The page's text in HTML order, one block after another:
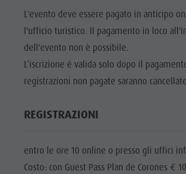
L'evento deve essere pagato in anticipo
l'ufficio turistico. Il pagamento in loco
dell'evento non è possibile.
L’iscrizione é valida solo dopo il
registrazioni non pagate saranno
REGISTRAZIONI
entro le ore 10 online o presso gli uffici
Costo: con Guest Pass Plan de Corones €